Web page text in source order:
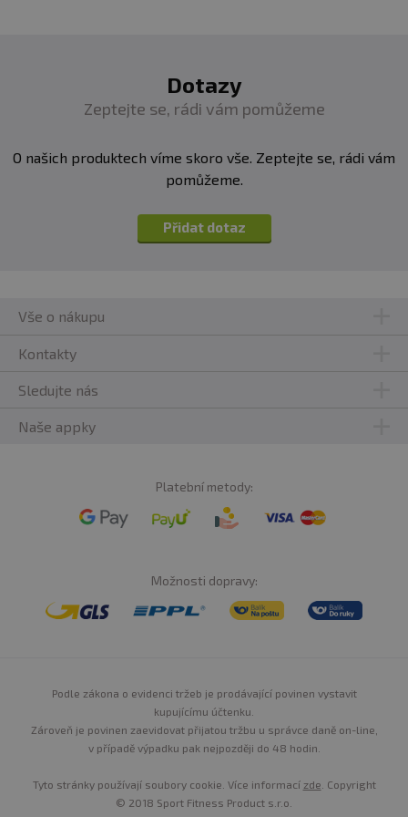
Dotazy
Zeptejte se, rádi vám pomůžeme
O našich produktech víme skoro vše. Zeptejte se, rádi vám
pomůžeme.
Přidat dotaz
Vše o nákupu
Kontakty
Sledujte nás
Naše appky
Platební metody:
Možnosti dopravy:
Podle zákona o evidenci tržeb je prodávající povinen vystavit
kupujícímu účtenku.
Zároveň je povinen zaevidovat přijatou tržbu u správce daně on-line,
v případě výpadku pak nejpozději do 48 hodin.
Tyto stránky používají soubory cookie. Více informací zde . Copyright
© 2018 Sport Fitness Product s.r.o.